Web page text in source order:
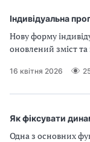
Індивідуальна
Нову форму
оновлений зміст
16 квітня 2026
Як фіксувати
Одна з основних